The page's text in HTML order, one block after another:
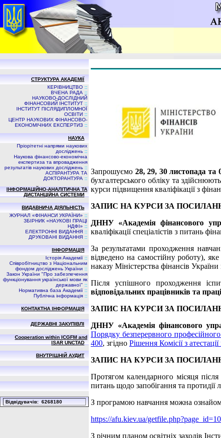
СТРУКТУРА АКАДЕМІЇ
КЕРІВНИЦТВО ::
ВЧЕНА РАДА ::
НАУКОВО-ДОСЛІДНИЙ
ФІНАНСОВИЙ ІНСТИТУТ ::
ІНСТИТУТ ПІСЛЯДИПЛОМНОЇ
ОСВІТИ ::
ЦЕНТР НАУКОВИХ ФІНАНСОВО-
ЕКОНОМІЧНИХ ЕКСПЕРТИЗ ::
НАУКА
Пріорітетні напрями наукових
досліджень ::
Наукова фінансово-економічна
експертиза та впровадження
результатів наукових досліджень ::
АСПIРАНТУРА ТА
ДОКТОРАНТУРА ::
ІНФОРМАЦІЙНО-АНАЛІТИЧНА ТА
ДИСТАНЦІЙНА СИСТЕМИ
ВИДАВНИЧА ДIЯЛЬНIСТЬ
ЖУРНАЛ «ФІНАНСИ УКРАЇНИ» ::
ЗБIРНИК «НАУКОВI ПРАЦI
НДФI» ::
ЕЛЕКТРОННІ ВИДАННЯ ::
ДРУКОВАНІ ВИДАННЯ ::
ІНФОРМАЦІЯ
Історія Академії ::
Співробітництво з Національним
фондом досліджень України ::
Закон України "Про забезпечення
функціонування української мови як
державної" ::
Нормативна база Академії ::
Публічна інформація ::
КОНТАКТНА ІНФОРМАЦІЯ
ДЕРЖАВНІ ЗАКУПІВЛІ
Cooperation within ICGFM and
ISAR UNCTAD
ВНУТРІШНІЙ АУДИТ
Вiдвiдувачiв: 6268180
Запрошуємо 28, 29, 30 листопада та
бухгалтерського обліку та
курси підвищення кваліфікації з
ЗАПИС НА КУРСИ ЗА
ДННУ «Академія фінансового
кваліфікації спеціалістів з питань
За результатами проходження
відведено на самостійну роботу),
наказу Міністерства фінансів
Після успішного проходження
відповідальних працівників та
ЗАПИС НА КУРСИ ЗА
ДННУ «Академія фінансового
Порядку безперервного
400, згідно Рішення Комісії з
ЗАПИС НА КУРСИ ЗА
Протягом календарного місяця
питань щодо запобігання та
З програмою навчання можна
https://afu.kiev.ua/
З річним планом освітніх заходів